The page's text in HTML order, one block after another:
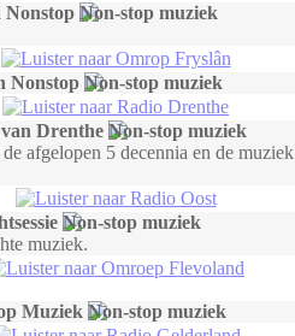
Nonstop
Nonstop
Drenthe
afgelopen 5 decennia en de muziek
muziek.
Muziek